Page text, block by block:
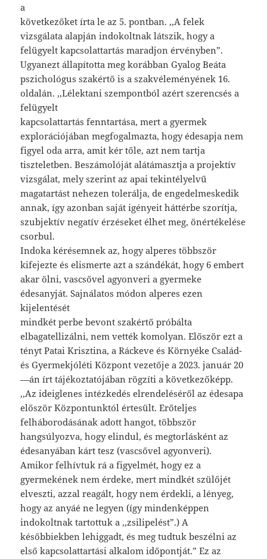
a
következőket írta le az 5. pontban. ,,A felek
vizsgálata alapján indokoltnak látszik, hogy a
felügyelt kapcsolattartás maradjon érvényben”.
Ugyanezt állapította meg korábban Gyalog Beáta
pszichológus szakértő is a szakvéleményének 16.
oldalán. ,,Lélektani szempontból azért szerencsés a
felügyelt
kapcsolattartás fenntartása, mert a gyermek
explorációjában megfogalmazta, hogy édesapja nem
figyel oda arra, amit kér tőle, azt nem tartja
tiszteletben. Beszámolóját alátámasztja a projektív
vizsgálat, mely szerint az apai tekintélyelvű
magatartást nehezen tolerálja, de engedelmeskedik
annak, így azonban saját igényeit háttérbe szorítja,
szubjektív negatív érzéseket élhet meg, önértékelése
csorbul.
Indoka kérésemnek az, hogy alperes többször
kifejezte és elismerte azt a szándékát, hogy 6 embert
akar ölni, vascsővel agyonveri a gyermeke
édesanyját. Sajnálatos módon alperes ezen
kijelentését
mindkét perbe bevont szakértő próbálta
elbagatellizálni, nem vették komolyan. Először ezt a
tényt Patai Krisztina, a Ráckeve és Környéke Család-
és Gyermekjóléti Központ vezetője a 2023. január 20
—án írt tájékoztatójában rögzíti a következőképp.
,,Az ideiglenes intézkedés elrendeléséről az édesapa
először Központunktól értesült. Erőteljes
felháborodásának adott hangot, többször
hangsúlyozva, hogy elindul, és megtorlásként az
édesanyában kárt tesz (vascsővel agyonveri).
Amikor felhívtuk rá a figyelmét, hogy ez a
gyermekének nem érdeke, mert mindkét szülőjét
elveszti, azzal reagált, hogy nem érdekli, a lényeg,
hogy az anyáé ne legyen (így mindenképpen
indokoltnak tartottuk a ,,zsilipelést”.) A
későbbiekben lehiggadt, és meg tudtuk beszélni az
első kapcsolattartási alkalom időpontját.” Ez az